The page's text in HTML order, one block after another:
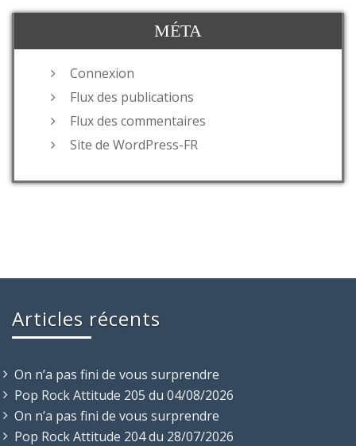
MÉTA
Connexion
Flux des publications
Flux des commentaires
Site de WordPress-FR
Articles récents
On n’a pas fini de vous surprendre
Pop Rock Attitude 205 du 04/08/2026
On n’a pas fini de vous surprendre
Pop Rock Attitude 204 du 28/07/2026